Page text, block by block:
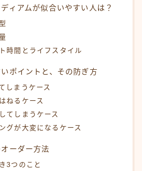
ィアムが似合いやすい人は？
時間とライフスタイル
ポイントと、その防ぎ方
しまうケース
ねるケース
てしまうケース
グが大変になるケース
ーダー方法
3つのこと